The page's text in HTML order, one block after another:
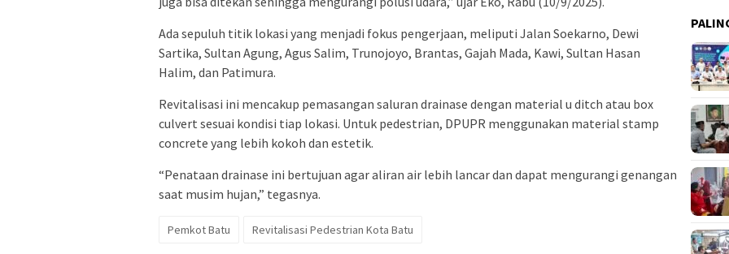
Ada sepuluh titik lokasi yang menjadi fokus pengerjaan, meliputi Jalan Soekarno, Dewi
Sartika, Sultan Agung, Agus Salim, Trunojoyo, Brantas, Gajah Mada, Kawi, Sultan Hasan
Halim, dan Patimura.
Revitalisasi ini mencakup pemasangan saluran drainase dengan material u ditch atau box
culvert sesuai kondisi tiap lokasi. Untuk pedestrian, DPUPR menggunakan material stamp
concrete yang lebih kokoh dan estetik.
“Penataan drainase ini bertujuan agar aliran air lebih lancar dan dapat mengurangi genangan
saat musim hujan,” tegasnya.
Pemkot Batu Revitalisasi Pedestrian Kota Batu